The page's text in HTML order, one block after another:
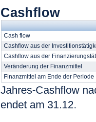
Cashflow
Cash flow
Cashflow aus der
Cashflow aus der
Veränderung der Finanzmittel
Finanzmittel am Ende der Periode
Jahres-Cashflow
endet am 31.12.